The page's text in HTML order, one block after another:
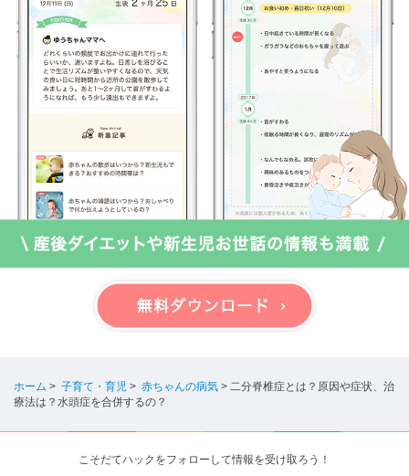
ホーム > 子育て・育児 > 赤ちゃんの病気 > 二分脊椎症とは？原因や症状、治
療法は？水頭症を合併するの？
こそだてハックをフォローして情報を受け取ろう！